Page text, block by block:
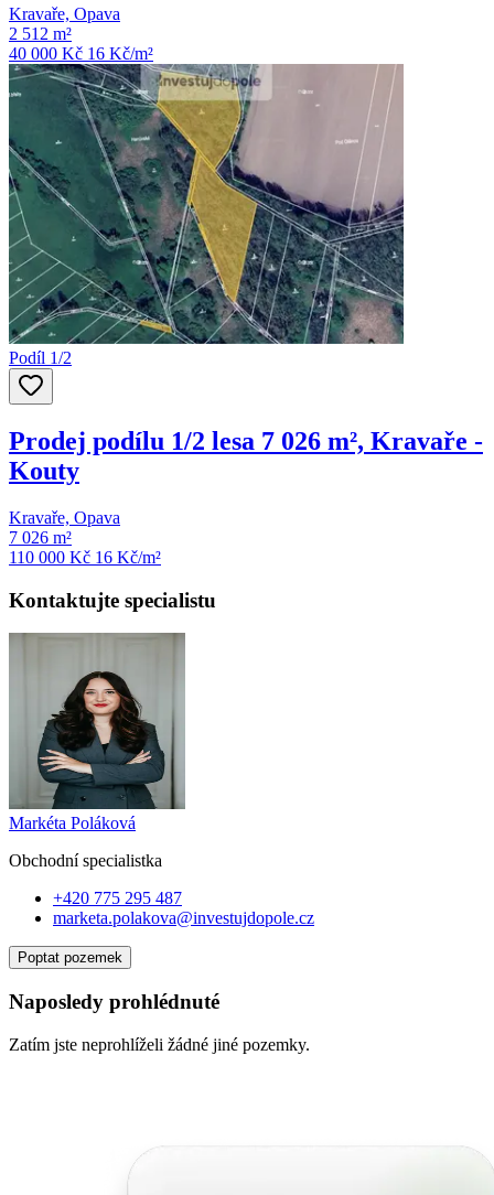
Kravaře, Opava
2 512 m²
40 000 Kč 16 Kč/m²
Podíl 1/2
Prodej podílu 1/2 lesa 7 026 m², Kravaře -
Kouty
Kravaře, Opava
7 026 m²
110 000 Kč 16 Kč/m²
Kontaktujte specialistu
Markéta Poláková
Obchodní specialistka
+420 775 295 487
marketa.polakova@investujdopole.cz
Poptat pozemek
Naposledy prohlédnuté
Zatím jste neprohlíželi žádné jiné pozemky.